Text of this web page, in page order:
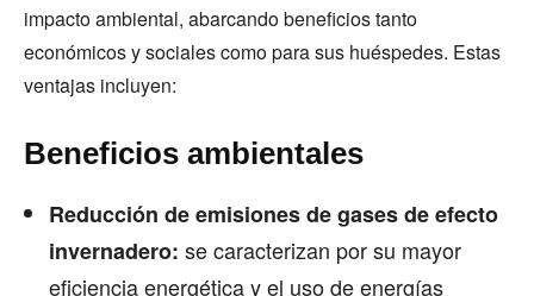
impacto ambiental, abarcando beneficios tanto
económicos y sociales como para sus huéspedes. Estas
ventajas incluyen:
Beneficios ambientales
Reducción de emisiones de gases de efecto
invernadero: se caracterizan por su mayor
eficiencia energética y el uso de energías